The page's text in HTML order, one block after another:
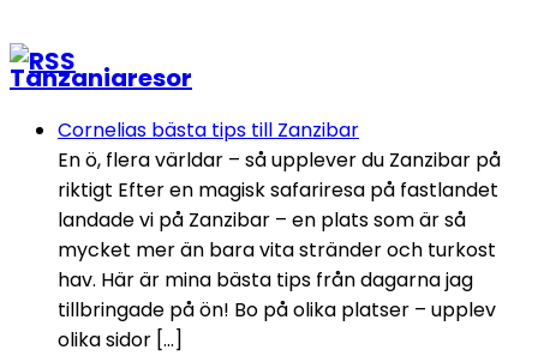
Tanzaniaresor
Cornelias bästa tips till Zanzibar
En ö, flera världar – så upplever du Zanzibar på
riktigt Efter en magisk safariresa på fastlandet
landade vi på Zanzibar – en plats som är så
mycket mer än bara vita stränder och turkost
hav. Här är mina bästa tips från dagarna jag
tillbringade på ön! Bo på olika platser – upplev
olika sidor […]